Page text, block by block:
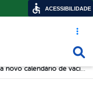
Acesso
Belo Jardim divulga novo calendário de vacinação contra Covid-19
ACESSIBILIDADE